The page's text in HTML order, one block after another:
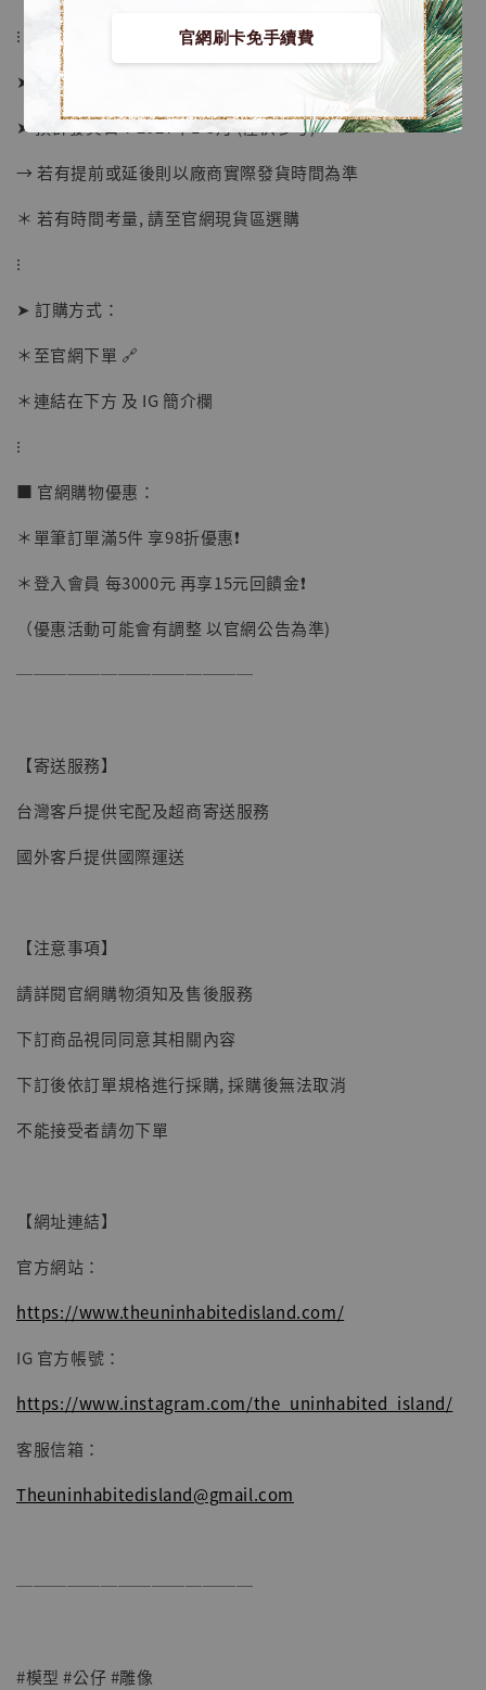
官網刷卡免手續費
【店內現貨】海賊王 系列蒐藏雕像 布魯克達
NT$ 1,870
【現貨】BJSTUDIO 1/6系列可動蒐藏人偶 讓
NT$ 4,980
NT$ 5,300
加入購物車
⁝
➤ 預購截止日：待工作室通知
➤ 預計發貨日：2027年1-3月 (僅供參考)
→ 若有提前或延後則以廠商實際發貨時間為準
＊ 若有時間考量, 請至官網現貨區選購
⁝
➤ 訂購方式：
＊至官網下單 🔗
＊連結在下方 及 IG 簡介欄
⁝
■ 官網購物優惠：
＊單筆訂單滿5件 享98折優惠❗️
＊登入會員 每3000元 再享15元回饋金❗️
（優惠活動可能會有調整 以官網公告為準)
──────────────
【寄送服務】
台灣客戶提供宅配及超商寄送服務
國外客戶提供國際運送
【注意事項】
請詳閱官網購物須知及售後服務
下訂商品視同同意其相關內容
下訂後依訂單規格進行採購, 採購後無法取消
不能接受者請勿下單
【網址連結】
官方網站：
https://www.theuninhabitedisland.com/
IG 官方帳號：
https://www.instagram.com/the_uninhabited_island/
客服信箱：
Theuninhabitedisland@gmail.com
──────────────
#模型 #公仔 #雕像